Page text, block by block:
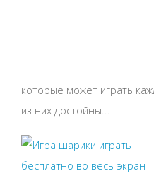
которые может играть
из них достойны...